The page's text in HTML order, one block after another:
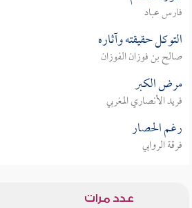
فارس عباد
التوكل حقيقته وآثاره
صالح بن فوزان الفوزان
مرض الكبر
فريد الأنصاري المغربي
رغم الحصار
فرقة الروابي
عدد مرات